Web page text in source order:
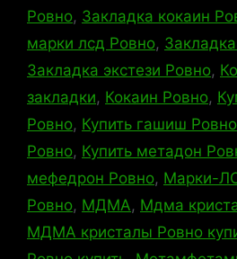
Ровно, Закладка кокаин
марки лсд Ровно,
Закладка экстези Ровно,
закладки, Кокаин Ровно,
Ровно, Купить гашиш Ровно
Ровно, Купить метадон
мефедрон Ровно, Марки-
Ровно, МДМА, Мдма
МДМА кристалы Ровно